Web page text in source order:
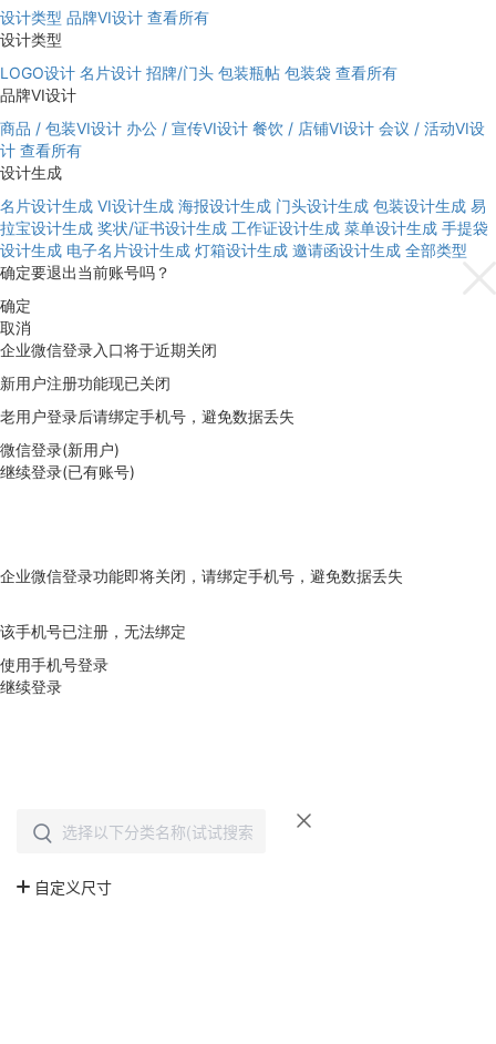
设计类型 品牌VI设计 查看所有
设计类型
LOGO设计 名片设计 招牌/门头 包装瓶帖 包装袋 查看所有
品牌VI设计
商品 / 包装VI设计 办公 / 宣传VI设计 餐饮 / 店铺VI设计 会议 / 活动VI设
计 查看所有
设计生成
名片设计生成 VI设计生成 海报设计生成 门头设计生成 包装设计生成 易
拉宝设计生成 奖状/证书设计生成 工作证设计生成 菜单设计生成 手提袋
设计生成 电子名片设计生成 灯箱设计生成 邀请函设计生成 全部类型
确定要退出当前账号吗？
确定
取消
企业微信登录入口将于近期关闭
新用户注册功能现已关闭
老用户登录后请绑定手机号，避免数据丢失
微信登录(新用户)
继续登录(已有账号)
企业微信登录功能即将关闭，请绑定手机号，避免数据丢失
该手机号已注册，无法绑定
使用手机号登录
继续登录